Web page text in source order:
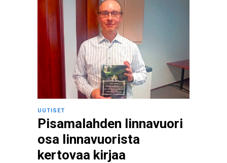
UUTISET
Pisamalahden linnavuori
osa linnavuorista
kertovaa kirjaa